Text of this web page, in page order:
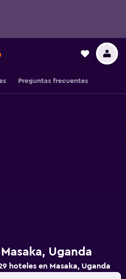
Preguntas frecuentes
Uganda
hoteles en Masaka, Uganda